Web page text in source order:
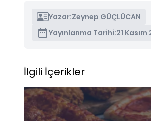
Yazar:Zeynep GÜÇLÜCAN
Yayınlanma Tarihi:21 Kasım
İlgili İçerikler